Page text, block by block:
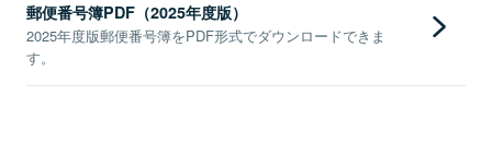
郵便番号簿PDF（2025年度版）
2025年度版郵便番号簿をPDF形式でダウンロードできま
す。